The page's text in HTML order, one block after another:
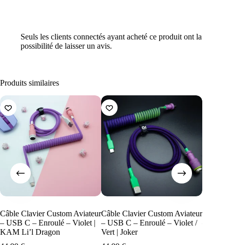
Seuls les clients connectés ayant acheté ce produit ont la
possibilité de laisser un avis.
Produits similaires
Câble Clavier Custom Aviateur
– USB C – Enroulé – Violet |
KAM Li’l Dragon
Câble Clavier Custom Aviateur
– USB C – Enroulé – Violet /
Vert | Joker